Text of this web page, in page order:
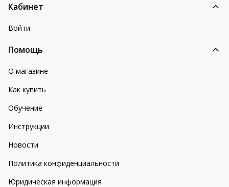
Кабинет
Войти
Помощь
О магазине
Как купить
Обучение
Инструкции
Новости
Политика конфиденциальности
Юридическая информация